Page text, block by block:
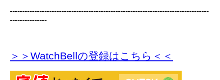
---------------------------------------------------------------------------------
---------------
＞＞WatchBellの登録はこちら＜＜